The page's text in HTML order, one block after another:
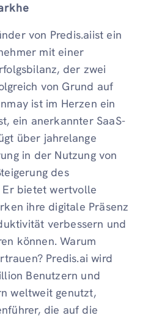
von Predis.aiist ein
mit einer
der zwei
von Grund auf
ist im Herzen ein
ein anerkannter SaaS-
über jahrelange
in der Nutzung von
des
Er bietet wertvolle
ihre digitale Präsenz
verbessern und
können. Warum
Predis.ai wird
Benutzern und
weltweit genutzt,
die auf die